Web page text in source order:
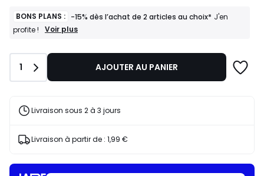
BONS PLANS : -15% dès l’achat de 2 articles au choix* J'en
profite !
BONS
-15%
l’achat
articles
J'en
Voir plus
Quantité
1 AJOUTER AU PANIER
Livraison sous 2 à 3 jours
Livraison à partir de : 1,99 €